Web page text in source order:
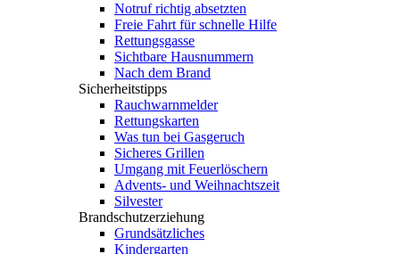
Notruf richtig absetzten
Freie Fahrt für schnelle Hilfe
Rettungsgasse
Sichtbare Hausnummern
Nach dem Brand
Sicherheitstipps
Rauchwarnmelder
Rettungskarten
Was tun bei Gasgeruch
Sicheres Grillen
Umgang mit Feuerlöschern
Advents- und Weihnachtszeit
Silvester
Brandschutzerziehung
Grundsätzliches
Kindergarten